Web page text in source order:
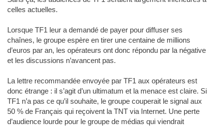
celles actuelles.
Lorsque TF1 leur a demandé de payer pour diffuser ses
chaînes, le groupe espère en tirer une centaine de millions
d’euros par an, les opérateurs ont donc répondu par la négative
et les discussions n’avancent pas.
La lettre recommandée envoyée par TF1 aux opérateurs est
donc étrange : il s’agit d’un ultimatum et la menace est claire. Si
TF1 n’a pas ce qu’il souhaite, le groupe couperait le signal aux
50 % de Français qui reçoivent la TNT via Internet. Une perte
d’audience lourde pour le groupe de médias qui viendrait